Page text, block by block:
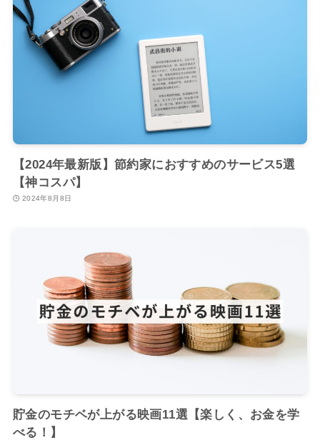
【2024年最新版】節約家におすすめのサービス5選
【神コスパ】
2024年8月8日
貯金のモチベが上がる映画11選【楽しく、お金を学
べる！】